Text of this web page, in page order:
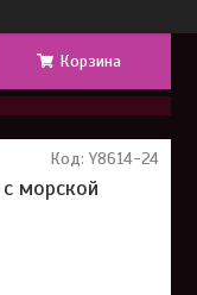
Корзина
морской
Код: Y8614-24